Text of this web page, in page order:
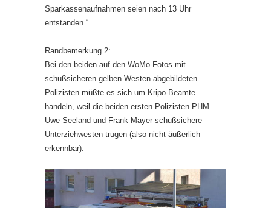
Sparkassenaufnahmen seien nach 13 Uhr
entstanden.“
Randbemerkung 2:
Bei den beiden auf den WoMo-Fotos mit
schußsicheren gelben Westen abgebildeten
Polizisten müßte es sich um Kripo-Beamte
handeln, weil die beiden ersten Polizisten PHM
Uwe Seeland und Frank Mayer schußsichere
Unterziehwesten trugen (also nicht äußerlich
erkennbar).